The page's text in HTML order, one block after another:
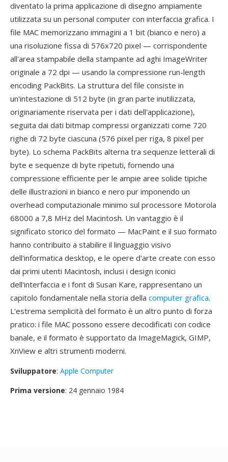
diventato la prima applicazione di disegno ampiamente
utilizzata su un personal computer con interfaccia grafica. I
file MAC memorizzano immagini a 1 bit (bianco e nero) a
una risoluzione fissa di 576x720 pixel — corrispondente
all'area stampabile della stampante ad aghi ImageWriter
originale a 72 dpi — usando la compressione run-length
encoding PackBits. La struttura del file consiste in
un'intestazione di 512 byte (in gran parte inutilizzata,
originariamente riservata per i dati dell'applicazione),
seguita dai dati bitmap compressi organizzati come 720
righe di 72 byte ciascuna (576 pixel per riga, 8 pixel per
byte). Lo schema PackBits alterna tra sequenze letterali di
byte e sequenze di byte ripetuti, fornendo una
compressione efficiente per le ampie aree solide tipiche
delle illustrazioni in bianco e nero pur imponendo un
overhead computazionale minimo sul processore Motorola
68000 a 7,8 MHz del Macintosh. Un vantaggio è il
significato storico del formato — MacPaint e il suo formato
hanno contribuito a stabilire il linguaggio visivo
dell'informatica desktop, e le opere d'arte create con esso
dai primi utenti Macintosh, inclusi i design iconici
dell'interfaccia e i font di Susan Kare, rappresentano un
capitolo fondamentale nella storia della computer grafica.
L'estrema semplicità del formato è un altro punto di forza
pratico: i file MAC possono essere decodificati con codice
banale, e il formato è supportato da ImageMagick, GIMP,
XnView e altri strumenti moderni.
Sviluppatore: Apple Computer
Prima versione: 24 gennaio 1984